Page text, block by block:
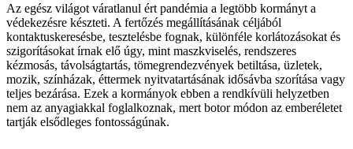
Az egész világot váratlanul ért pandémia a legtöbb kormányt a
védekezésre készteti. A fertőzés megállításának céljából
kontaktuskeresésbe, tesztelésbe fognak, különféle korlátozásokat és
szigorításokat írnak elő úgy, mint maszkviselés, rendszeres
kézmosás, távolságtartás, tömegrendezvények betiltása, üzletek,
mozik, színházak, éttermek nyitvatartásának idősávba szorítása vagy
teljes bezárása. Ezek a kormányok ebben a rendkívüli helyzetben
nem az anyagiakkal foglalkoznak, mert botor módon az emberéletet
tartják elsődleges fontosságúnak.